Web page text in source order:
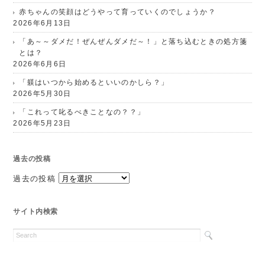
赤ちゃんの笑顔はどうやって育っていくのでしょうか？
2026年6月13日
「あ～～ダメだ！ぜんぜんダメだ～！」と落ち込むときの処方箋
とは？
2026年6月6日
「躾はいつから始めるといいのかしら？」
2026年5月30日
「これって叱るべきことなの？？」
2026年5月23日
過去の投稿
過去の投稿
サイト内検索